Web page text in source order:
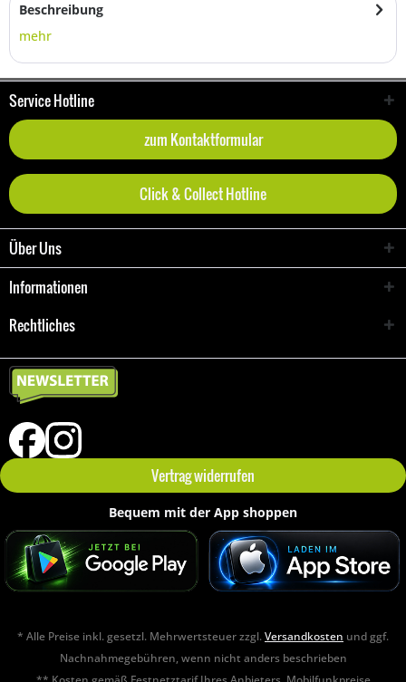
Beschreibung
mehr
Service Hotline
zum Kontaktformular
Click & Collect Hotline
Über Uns
Informationen
Rechtliches
Vertrag widerrufen
Bequem mit der App shoppen
* Alle Preise inkl. gesetzl. Mehrwertsteuer zzgl.Versandkosten und ggf.
Nachnahmegebühren, wenn nicht anders beschrieben